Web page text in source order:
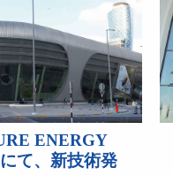
ENERGY
て、新技術発